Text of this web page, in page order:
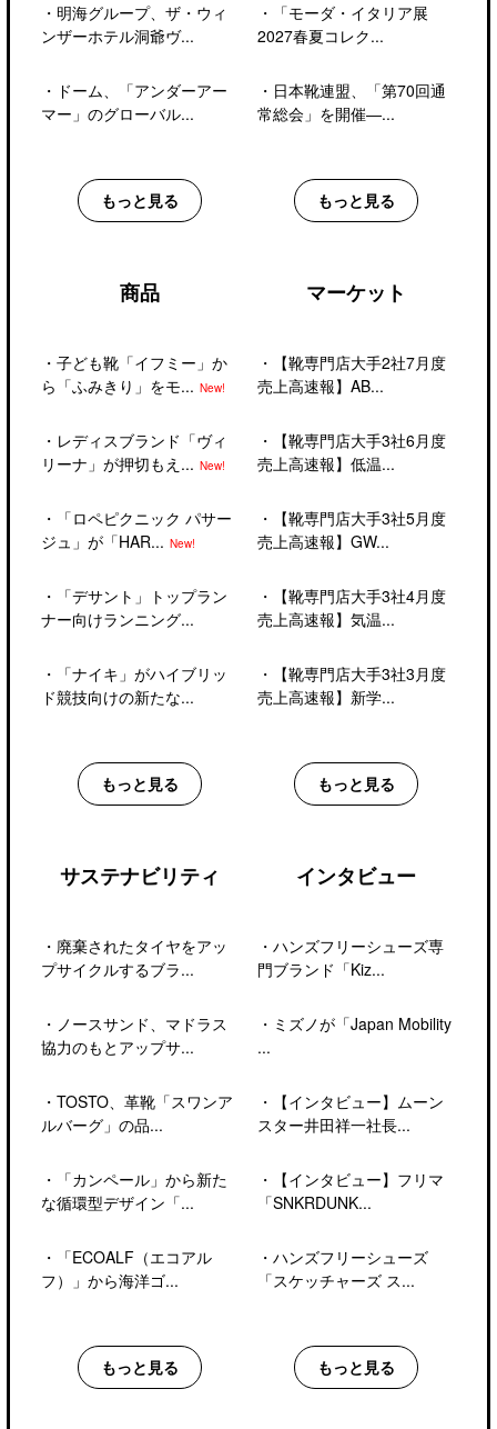
・ 明海グループ、ザ・ウィ
ンザーホテル洞爺ヴ...
・ ドーム、「アンダーアー
マー」のグローバル...
もっと見る
・
「モーダ・イタリア展
2027春夏コレク...
・ 日本靴連盟、「第70回通
常総会」を開催―...
もっと見る
商品
・ 子ども靴「イフミー」か
ら「ふみきり」をモ... New!
・ レディスブランド「ヴィ
リーナ」が押切もえ... New!
・
「ロペピクニック パサー
ジュ」が「HAR... New!
・
「デサント」トップラン
ナー向けランニング...
・
「ナイキ」がハイブリッ
ド競技向けの新たな...
もっと見る
マーケット
・
【靴専門店大手2社7月度
売上高速報】AB...
・
【靴専門店大手3社6月度
売上高速報】低温...
・
【靴専門店大手3社5月度
売上高速報】GW...
・
【靴専門店大手3社4月度
売上高速報】気温...
・
【靴専門店大手3社3月度
売上高速報】新学...
もっと見る
サステナビリティ
・ 廃棄されたタイヤをアッ
プサイクルするブラ...
・ ノースサンド、マドラス
協力のもとアップサ...
・ TOSTO、革靴「スワンア
ルバーグ」の品...
・
「カンペール」から新た
な循環型デザイン「...
・
「ECOALF（エコアル
フ）」から海洋ゴ...
もっと見る
インタビュー
・ ハンズフリーシューズ専
門ブランド「Kiz...
・ ミズノが「Japan Mobility
...
・
【インタビュー】ムーン
スター井田祥一社長...
・
【インタビュー】フリマ
「SNKRDUNK...
・ ハンズフリーシューズ
「スケッチャーズ ス...
もっと見る